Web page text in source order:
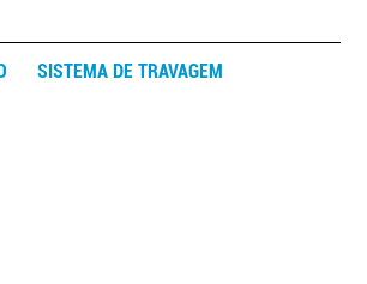
SISTEMA DE TRAVAGEM